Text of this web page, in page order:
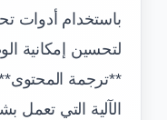
لتحسين إمكانية
**ترجمة
الآلية التي